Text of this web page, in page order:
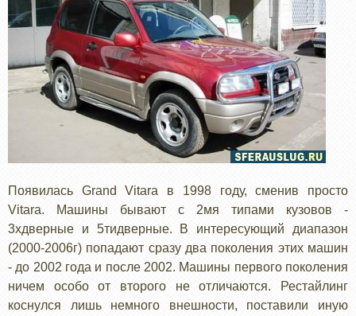
Появилась Grand Vitara в 1998 году, сменив просто
Vitara. Машины бывают с 2мя типами кузовов -
3хдверные и 5тидверные. В интересующий диапазон
(2000-2006г) попадают сразу два поколения этих машин
- до 2002 года и после 2002. Машины первого поколения
ничем особо от второго не отличаются. Рестайлинг
коснулся лишь немного внешности, поставили иную